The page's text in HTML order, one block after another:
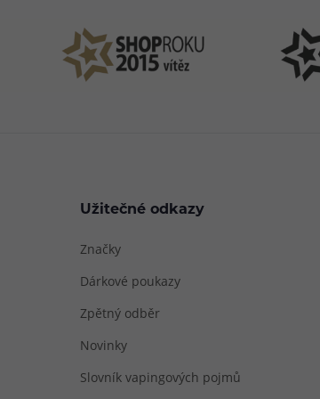
Užitečné odkazy
Značky
Dárkové poukazy
Zpětný odběr
Novinky
Slovník vapingových pojmů